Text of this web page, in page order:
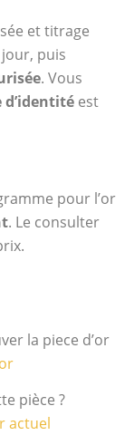
et titrage
puis
. Vous
d’identité est
pour l’or
. Le consulter
la piece d’or
pièce ?
actuel